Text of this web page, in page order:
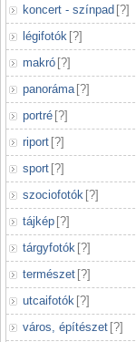
koncert - színpad [?]
légifotók [?]
makró [?]
panoráma [?]
portré [?]
riport [?]
sport [?]
szociofotók [?]
tájkép [?]
tárgyfotók [?]
természet [?]
utcaifotók [?]
város, építészet [?]